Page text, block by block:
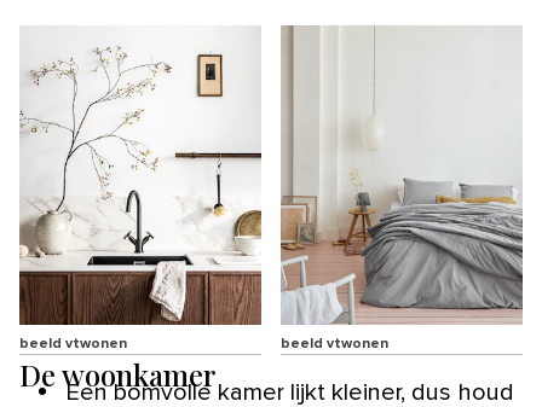
beeld vtwonen beeld vtwonen
De woonkamer
Een bomvolle kamer lijkt kleiner, dus houd